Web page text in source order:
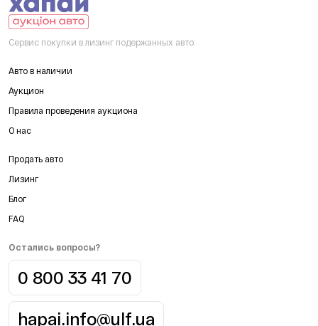
Сервис покупки в лизинг подержанных авто.
Авто в наличии
Аукцион
Правила проведения аукциона
О нас
Продать авто
Лизинг
Блог
FAQ
Остались вопросы?
0 800 33 41 70
hapai.info@ulf.ua